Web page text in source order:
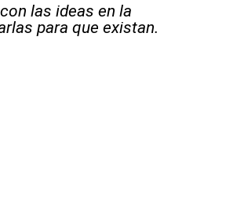
las ideas en la
para que existan.